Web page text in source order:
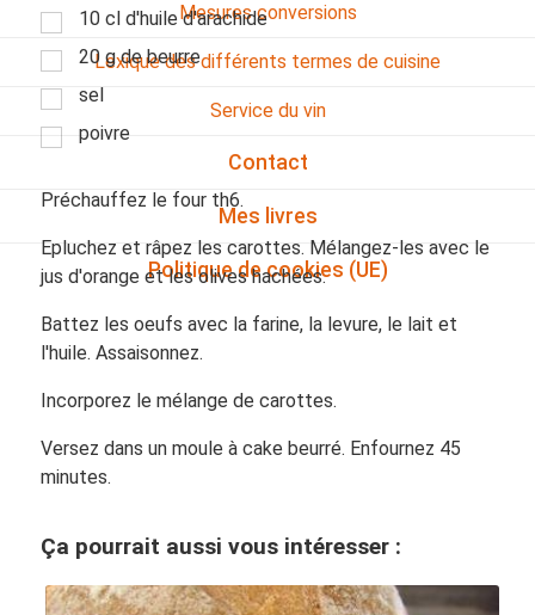
Mesures conversions
Lexique des différents termes de cuisine
Service du vin
Contact
Mes livres
Politique de cookies (UE)
10 cl d'huile d'arachide
20 g de beurre
sel
poivre
Préchauffez le four th6.
Epluchez et râpez les carottes. Mélangez-les avec le
jus d'orange et les olives hachées.
Battez les oeufs avec la farine, la levure, le lait et
l'huile. Assaisonnez.
Incorporez le mélange de carottes.
Versez dans un moule à cake beurré. Enfournez 45
minutes.
Ça pourrait aussi vous intéresser :